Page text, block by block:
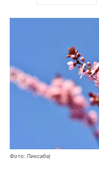
Фото: Пиксабеј